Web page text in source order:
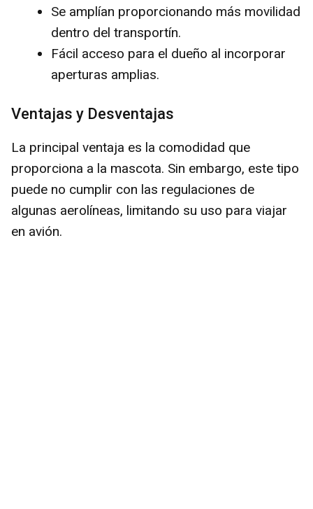
Se amplían proporcionando más movilidad
dentro del transportín.
Fácil acceso para el dueño al incorporar
aperturas amplias.
Ventajas y Desventajas
La principal ventaja es la comodidad que
proporciona a la mascota. Sin embargo, este tipo
puede no cumplir con las regulaciones de
algunas aerolíneas, limitando su uso para viajar
en avión.